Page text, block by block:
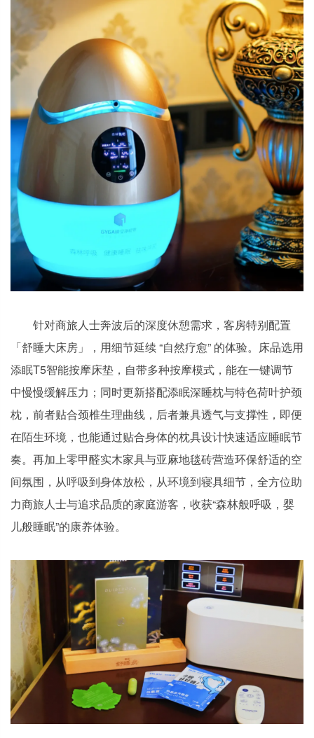
针对商旅人士奔波后的深度休憩需求，客房特别配置
「舒睡大床房」，用细节延续 “自然疗愈” 的体验。床品选用
添眠T5智能按摩床垫，自带多种按摩模式，能在一键调节
中慢慢缓解压力；同时更新搭配添眠深睡枕与特色荷叶护颈
枕，前者贴合颈椎生理曲线，后者兼具透气与支撑性，即便
在陌生环境，也能通过贴合身体的枕具设计快速适应睡眠节
奏。再加上零甲醛实木家具与亚麻地毯砖营造环保舒适的空
间氛围，从呼吸到身体放松，从环境到寝具细节，全方位助
力商旅人士与追求品质的家庭游客，收获“森林般呼吸，婴
儿般睡眠”的康养体验。